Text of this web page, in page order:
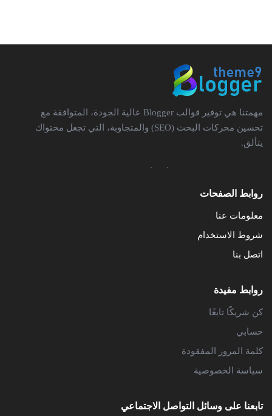
مهمتنا هي توفير قوالب Blogger عالية الجودة، المتوافقة مع
تحسين محركات البحث (SEO) والمتجاوبة، التي تجعل محتواك
يتألق.
لمساعدتك في إنشاء مدونة رائعة واحترافية بسهولة. نحن نولي
معايير الأداء والجمالية.
روابط الصفحات
معلومات عنا
شروط الاستخدام
اتصل بنا
روابط مفيدة
استكشف
المزيد
من
الموارد
لمساعدتك
كن شريكًا تابعًا
حسابي
كلمة المرور المفقودة
سياسة الخصوصية
تابعنا على وسائل التواصل الاجتماعي